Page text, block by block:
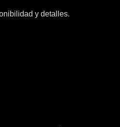
y detalles.